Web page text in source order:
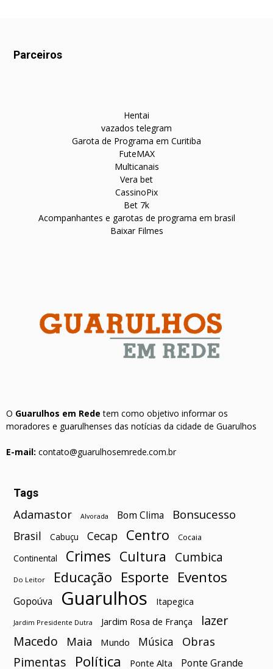
Parceiros
Hentai
vazados telegram
Garota de Programa em Curitiba
FuteMAX
Multicanais
Vera bet
CassinoPix
Bet 7k
Acompanhantes e garotas de programa em brasil
Baixar Filmes
O Guarulhos em Rede tem como objetivo informar os
moradores e guarulhenses das notícias da cidade de Guarulhos
E-mail: contato@guarulhosemrede.com.br
Tags
Adamastor Alvorada Bom Clima Bonsucesso
Brasil Cabuçu Cecap Centro Cocaia
Continental Crimes Cultura Cumbica
Do Leitor Educação Esporte Eventos
Gopoúva Guarulhos Itapegica
Jardim Presidente Dutra Jardim Rosa de França
lazer
Macedo
Maia Mundo Música Obras
Pimentas Política Ponte Alta Ponte Grande